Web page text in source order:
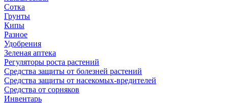
Сотка
Грунты
Кипы
Разное
Удобрения
Зеленая аптека
Регуляторы роста растений
Средства защиты от болезней растений
Средства защиты от насекомых-вредителей
Средства от сорняков
Инвентарь